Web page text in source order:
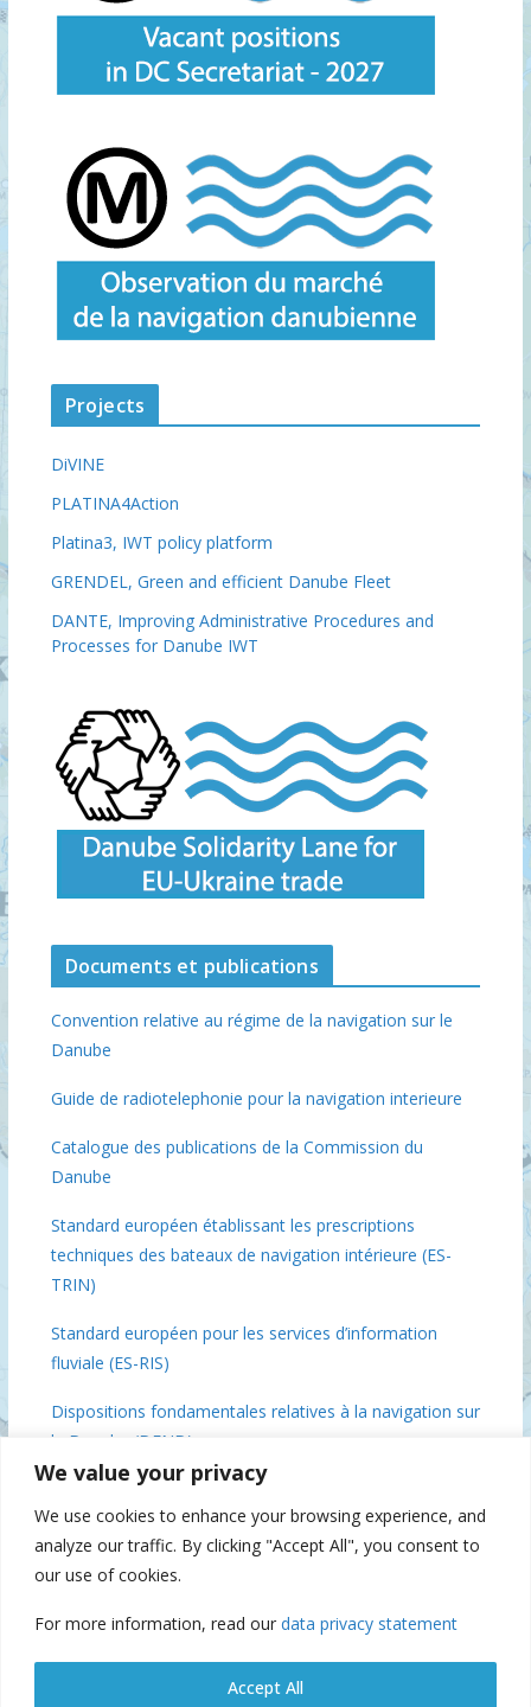
We value your privacy
We use cookies to enhance your browsing experience, and
analyze our traffic. By clicking "Accept All", you consent to
our use of cookies.
For more information, read our data privacy statement
Accept All
Projects
DiVINE
PLATINA4Action
Platina3, IWT policy platform
GRENDEL, Green and efficient Danube Fleet
DANTE, Improving Administrative Procedures and
Processes for Danube IWT
Documents et publications
Convention relative au régime de la navigation sur le
Danube
Guide de radiotelephonie pour la navigation interieure
Catalogue des publications de la Commission du
Danube
Standard européen établissant les prescriptions
techniques des bateaux de navigation intérieure (ES-
TRIN)
Standard européen pour les services d’information
fluviale (ES-RIS)
Dispositions fondamentales relatives à la navigation sur
le Danube (DFND)
Conclusions de la réunion des ministres du Danube, 3
décembre 2018 Bruxelles
Commission du Danube 70 (IFAT), 2019